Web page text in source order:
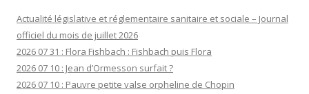
Actualité législative et réglementaire sanitaire et sociale – Journal
officiel du mois de juillet 2026
2026 07 31 : Flora Fishbach : Fishbach puis Flora
2026 07 10 : Jean d’Ormesson surfait ?
2026 07 10 : Pauvre petite valse orpheline de Chopin